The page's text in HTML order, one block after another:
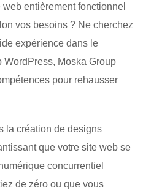
entièrement fonctionnel
vos besoins ? Ne cherchez
expérience dans le
Moska Group
pour rehausser
la création de designs
que votre site web se
concurrentiel
de zéro ou que vous